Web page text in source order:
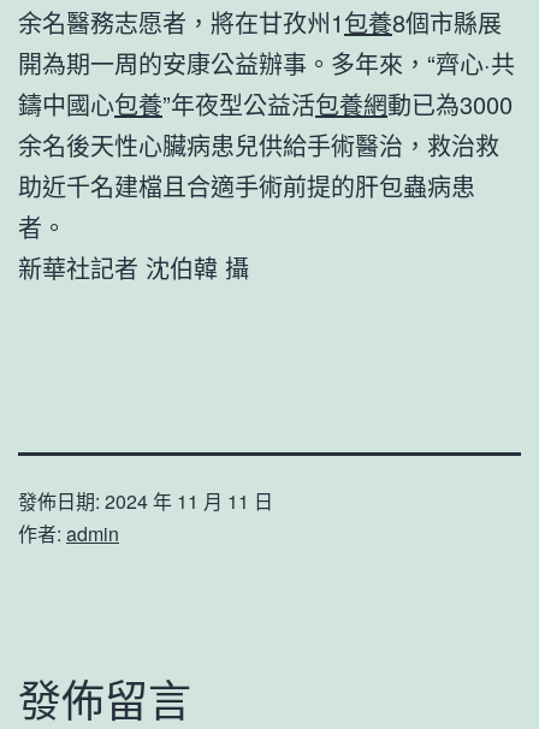
余名醫務志愿者，將在甘孜州1包養8個市縣展
開為期一周的安康公益辦事。多年來，“齊心·共
鑄中國心包養”年夜型公益活包養網動已為3000
余名後天性心臟病患兒供給手術醫治，救治救
助近千名建檔且合適手術前提的肝包蟲病患
者。
新華社記者 沈伯韓 攝
發佈日期: 2024 年 11 月 11 日
作者: admin
發佈留言